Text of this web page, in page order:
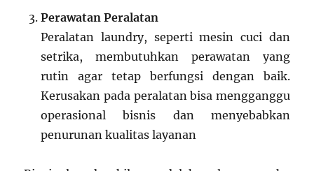
Perawatan Peralatan
Peralatan laundry, seperti mesin cuci dan
setrika, membutuhkan perawatan yang
rutin agar tetap berfungsi dengan baik.
Kerusakan pada peralatan bisa mengganggu
operasional bisnis dan menyebabkan
penurunan kualitas layanan